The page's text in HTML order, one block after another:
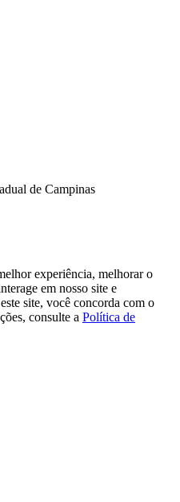
de Campinas
experiência, melhorar o
em nosso site e
site, você concorda com o
consulte a Política de